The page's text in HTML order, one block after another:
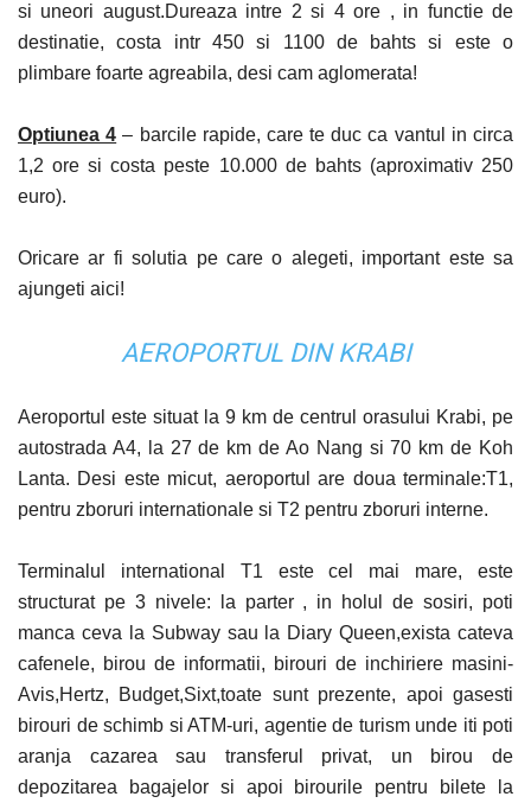
si uneori august.Dureaza intre 2 si 4 ore , in functie de
destinatie, costa intr 450 si 1100 de bahts si este o
plimbare foarte agreabila, desi cam aglomerata!
Optiunea 4 – barcile rapide, care te duc ca vantul in circa
1,2 ore si costa peste 10.000 de bahts (aproximativ 250
euro).
Oricare ar fi solutia pe care o alegeti, important este sa
ajungeti aici!
AEROPORTUL DIN KRABI
Aeroportul este situat la 9 km de centrul orasului Krabi, pe
autostrada A4, la 27 de km de Ao Nang si 70 km de Koh
Lanta. Desi este micut, aeroportul are doua terminale:T1,
pentru zboruri internationale si T2 pentru zboruri interne.
Terminalul international T1 este cel mai mare, este
structurat pe 3 nivele: la parter , in holul de sosiri, poti
manca ceva la Subway sau la Diary Queen,exista cateva
cafenele, birou de informatii, birouri de inchiriere masini-
Avis,Hertz, Budget,Sixt,toate sunt prezente, apoi gasesti
birouri de schimb si ATM-uri, agentie de turism unde iti poti
aranja cazarea sau transferul privat, un birou de
depozitarea bagajelor si apoi birourile pentru bilete la